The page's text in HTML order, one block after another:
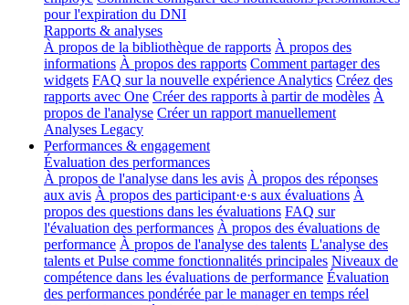
pour l'expiration du DNI
Rapports & analyses
À propos de la bibliothèque de rapports À propos des
informations À propos des rapports Comment partager des
widgets FAQ sur la nouvelle expérience Analytics Créez des
rapports avec One Créer des rapports à partir de modèles À
propos de l'analyse Créer un rapport manuellement
Analyses Legacy
Performances & engagement
Évaluation des performances
À propos de l'analyse dans les avis À propos des réponses
aux avis À propos des participant·e·s aux évaluations À
propos des questions dans les évaluations FAQ sur
l'évaluation des performances À propos des évaluations de
performance À propos de l'analyse des talents L'analyse des
talents et Pulse comme fonctionnalités principales Niveaux de
compétence dans les évaluations de performance Évaluation
des performances pondérée par le manager en temps réel